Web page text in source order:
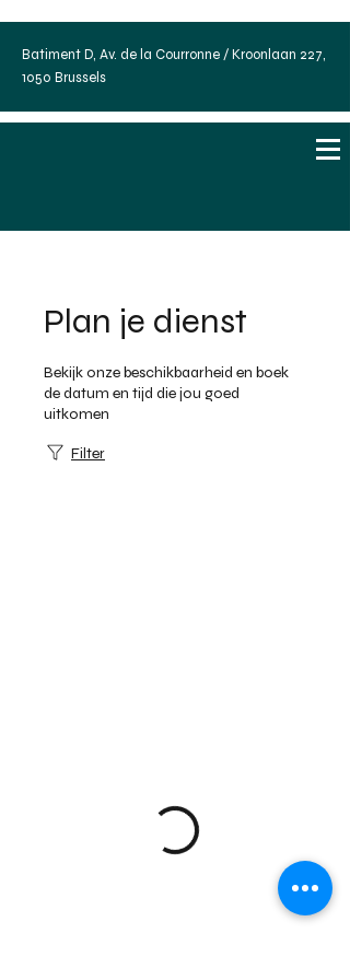
Batiment D, Av. de la Courronne / Kroonlaan 227,
1050 Brussels
Plan je dienst
Bekijk onze beschikbaarheid en boek
de datum en tijd die jou goed
uitkomen
Filter